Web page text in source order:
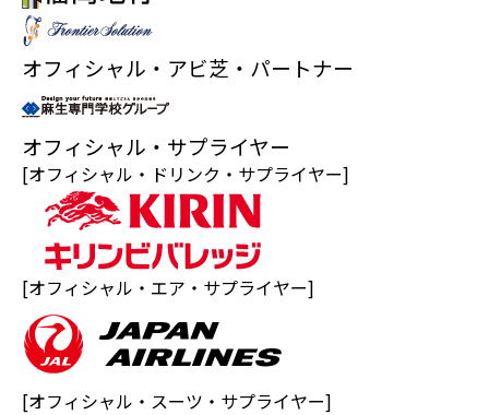
オフィシャル・アビ芝・パートナー
オフィシャル・サプライヤー
[オフィシャル・ドリンク・サプライヤー]
[オフィシャル・エア・サプライヤー]
[オフィシャル・スーツ・サプライヤー]